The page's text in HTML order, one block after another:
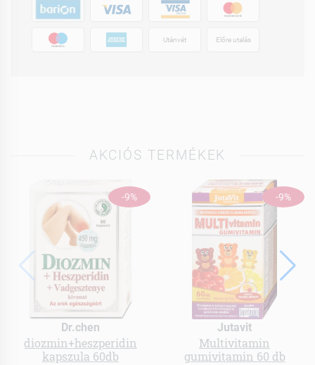
Utánvét Előre utalás
AKCIÓS TERMÉKEK
-9%
Dr.chen
diozmin+heszperidin
kapszula 60db
-9%
Jutavit
Multivitamin
gumivitamin 60 db